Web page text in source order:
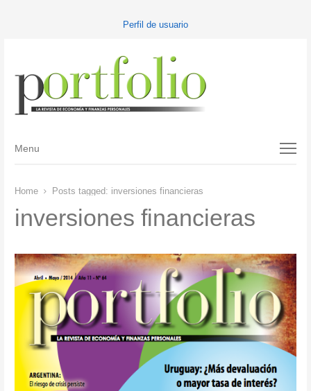
Perfil de usuario
Menu
Menu
Home Posts tagged: inversiones financieras
inversiones financieras